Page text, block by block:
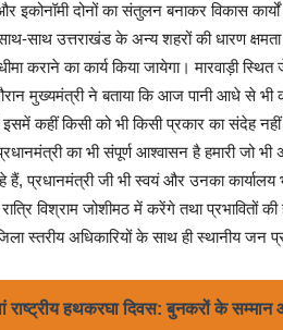
इकोनॉमी दोनों का संतुलन बनाकर विकास
साथ उत्तराखंड के अन्य शहरों की धारण
कराने का कार्य किया जायेगा। मारवाड़ी
मुख्यमंत्री ने बताया कि आज पानी आधे से भी
कहीं किसी को भी किसी प्रकार का संदेह
का भी संपूर्ण आश्वासन है हमारी जो
प्रधानमंत्री जी भी स्वयं और उनका कार्यालय
विश्राम जोशीमठ में करेंगे तथा प्रभावितों
स्तरीय अधिकारियों के साथ ही स्थानीय जन
राष्ट्रीय हथकरघा दिवस: बुनकरों के सम्मान